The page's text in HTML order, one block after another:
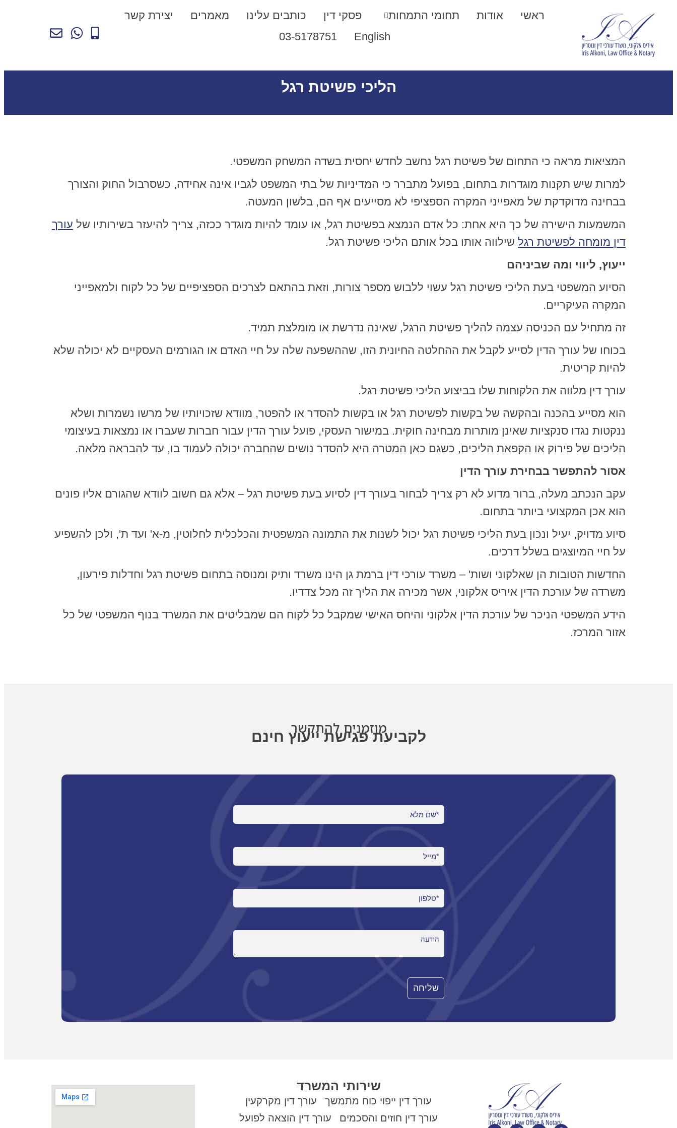
ראשי אודות תחומי התמחות פסקי דין כותבים עלינו מאמרים
יצירת קשר
English
03-5178751
הליכי פשיטת רגל
המציאות מראה כי התחום של פשיטת רגל נחשב לחדש יחסית בשדה המשחק המשפטי.
למרות שיש תקנות מוגדרות בתחום, בפועל מתברר כי המדיניות של בתי המשפט לגביו אינה אחידה, כשסרבול החוק והצורך
בבחינה מדוקדקת של מאפייני המקרה הספציפי לא מסייעים אף הם, בלשון המעטה.
המשמעות הישירה של כך היא אחת: כל אדם הנמצא בפשיטת רגל, או עומד להיות מוגדר ככזה, צריך להיעזר בשירותיו של עורך
דין מומחה לפשיטת רגל שילווה אותו בכל אותם הליכי פשיטת רגל.
ייעוץ, ליווי ומה שביניהם
הסיוע המשפטי בעת הליכי פשיטת רגל עשוי ללבוש מספר צורות, וזאת בהתאם לצרכים הספציפיים של כל לקוח ולמאפייני
המקרה העיקריים.
זה מתחיל עם הכניסה עצמה להליך פשיטת הרגל, שאינה נדרשת או מומלצת תמיד.
בכוחו של עורך הדין לסייע לקבל את ההחלטה החיונית הזו, שההשפעה שלה על חיי האדם או הגורמים העסקיים לא יכולה שלא
להיות קריטית.
עורך דין מלווה את הלקוחות שלו בביצוע הליכי פשיטת רגל.
הוא מסייע בהכנה ובהקשה של בקשות לפשיטת רגל או בקשות להסדר או להפטר, מוודא שזכויותיו של מרשו נשמרות ושלא
ננקטות נגדו סנקציות שאינן מותרות מבחינה חוקית. במישור העסקי, פועל עורך הדין עבור חברות שעברו או נמצאות בעיצומי
הליכים של פירוק או הקפאת הליכים, כשגם כאן המטרה היא להסדר נושים שהחברה יכולה לעמוד בו, עד להבראה מלאה.
אסור להתפשר בבחירת עורך הדין
עקב הנכתב מעלה, ברור מדוע לא רק צריך לבחור בעורך דין לסיוע בעת פשיטת רגל – אלא גם חשוב לוודא שהגורם אליו פונים
הוא אכן המקצועי ביותר בתחום.
סיוע מדויק, יעיל ונכון בעת הליכי פשיטת רגל יכול לשנות את התמונה המשפטית והכלכלית לחלוטין, מ-א' ועד ת', ולכן להשפיע
על חיי המיוצגים בשלל דרכים.
החדשות הטובות הן שאלקוני ושות' – משרד עורכי דין ברמת גן הינו משרד ותיק ומנוסה בתחום פשיטת רגל וחדלות פירעון,
משרדה של עורכת הדין איריס אלקוני, אשר מכירה את הליך זה מכל צדדיו.
הידע המשפטי הניכר של עורכת הדין אלקוני והיחס האישי שמקבל כל לקוח הם שמבליטים את המשרד בנוף המשפטי של כל
אזור המרכז.
מוזמנים להתקשר
לקביעת פגישת ייעוץ חינם
שירותי המשרד
עורך דין ייפוי כוח מתמשך
עורך דין מקרקעין
עורך דין חוזים והסכמים
עורך דין הוצאה לפועל